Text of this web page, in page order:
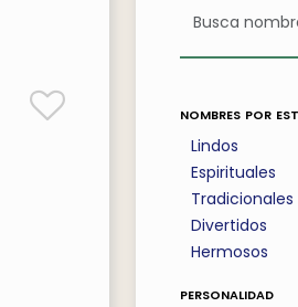
nombres por
Lindos
Espirituales
Tradicionales
Divertidos
Hermosos
personalidad